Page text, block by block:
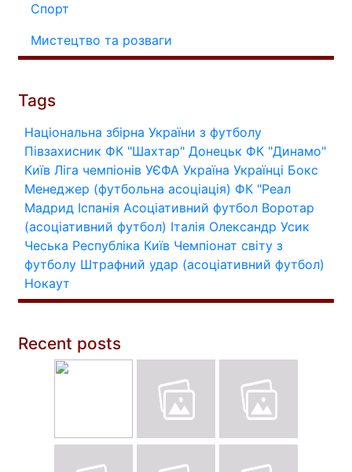
Спорт
Мистецтво та розваги
Tags
Національна збірна України з футболу
Півзахисник ФК "Шахтар" Донецьк ФК "Динамо"
Київ Ліга чемпіонів УЄФА Україна Українці Бокс
Менеджер (футбольна асоціація) ФК "Реал
Мадрид Іспанія Асоціативний футбол Воротар
(асоціативний футбол) Італія Олександр Усик
Чеська Республіка Київ Чемпіонат світу з
футболу Штрафний удар (асоціативний футбол)
Нокаут
Recent posts